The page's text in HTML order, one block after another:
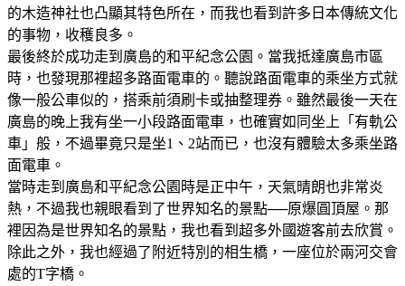
的木造神社也凸顯其特色所在，而我也看到許多日本傳統文化
的事物，收穫良多。
最後終於成功走到廣島的和平紀念公園。當我抵達廣島市區
時，也發現那裡超多路面電車的。聽說路面電車的乘坐方式就
像一般公車似的，搭乘前須刷卡或抽整理券。雖然最後一天在
廣島的晚上我有坐一小段路面電車，也確實如同坐上「有軌公
車」般，不過畢竟只是坐1、2站而已，也沒有體驗太多乘坐路
面電車。
當時走到廣島和平紀念公園時是正中午，天氣晴朗也非常炎
熱，不過我也親眼看到了世界知名的景點──原爆圓頂屋。那
裡因為是世界知名的景點，我也看到超多外國遊客前去欣賞。
除此之外，我也經過了附近特別的相生橋，一座位於兩河交會
處的T字橋。